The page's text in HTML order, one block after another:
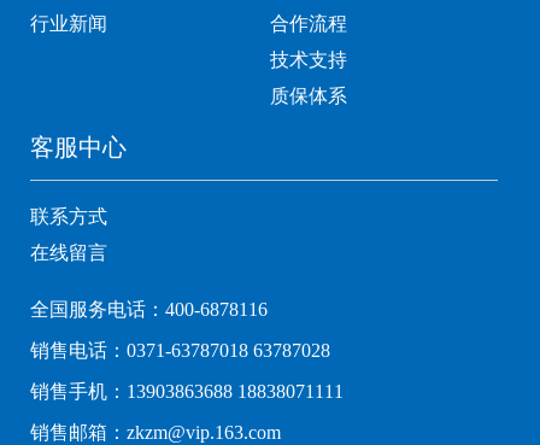
行业新闻
合作流程
技术支持
质保体系
客服中心
联系方式
在线留言
全国服务电话：400-6878116
销售电话：0371-63787018 63787028
销售手机：13903863688 18838071111
销售邮箱：zkzm@vip.163.com